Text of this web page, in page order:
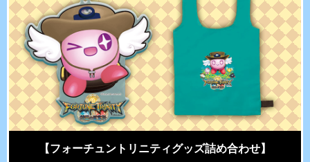
【フォーチュントリニティグッズ詰め合わせ】